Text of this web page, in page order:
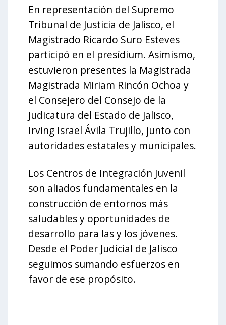
En representación del Supremo
Tribunal de Justicia de Jalisco, el
Magistrado Ricardo Suro Esteves
participó en el presídium. Asimismo,
estuvieron presentes la Magistrada
Magistrada Miriam Rincón Ochoa y
el Consejero del Consejo de la
Judicatura del Estado de Jalisco,
Irving Israel Ávila Trujillo, junto con
autoridades estatales y municipales.
Los Centros de Integración Juvenil
son aliados fundamentales en la
construcción de entornos más
saludables y oportunidades de
desarrollo para las y los jóvenes.
Desde el Poder Judicial de Jalisco
seguimos sumando esfuerzos en
favor de ese propósito.